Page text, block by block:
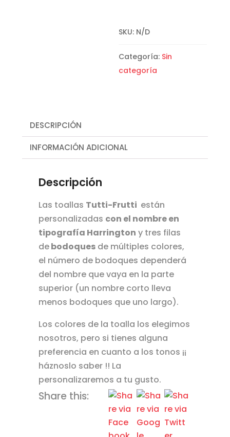
SKU: N/D
Categoría: Sin
categoría
DESCRIPCIÓN
INFORMACIÓN ADICIONAL
Descripción
Las toallas Tutti-Frutti están
personalizadas con el nombre en
tipografía Harrington y tres filas
debodoquesde múltiples colores,
el número de bodoques dependerá
del nombre que vaya en la parte
superior (un nombre corto lleva
menos bodoques que uno largo).
Los colores de la toalla los elegimos
nosotros, pero si tienes alguna
preferencia en cuanto a los tonos ¡¡
háznoslo saber !! La
personalizaremos a tu gusto.
Share this: